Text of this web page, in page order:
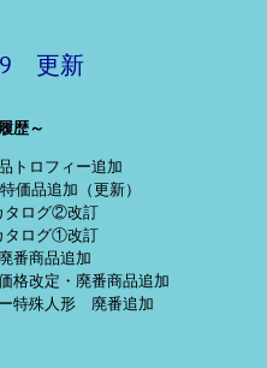
更新
歴～
トロフィー追加
価品追加（更新）
ログ②改訂
ログ①改訂
番商品追加
格改定・廃番商品追加
特殊人形 廃番追加